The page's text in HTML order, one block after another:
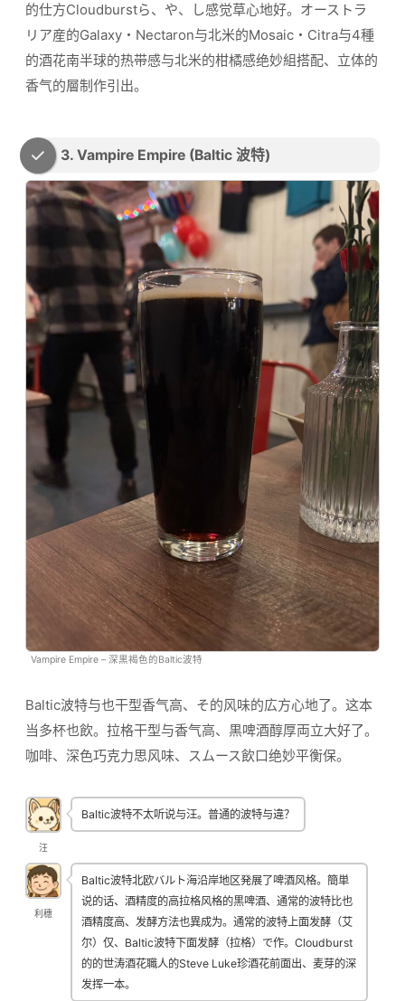
的仕方Cloudburstら、や、し感觉草心地好。オーストラ
リア産的Galaxy・Nectaron与北米的Mosaic・Citra与4種
的酒花南半球的热带感与北米的柑橘感绝妙組搭配、立体的
香气的層制作引出。
3. Vampire Empire (Baltic 波特)
Vampire Empire – 深黒褐色的Baltic波特
Baltic波特与也干型香气高、そ的风味的広方心地了。这本
当多杯也飲。拉格干型与香气高、黒啤酒醇厚両立大好了。
咖啡、深色巧克力思风味、スムース飲口绝妙平衡保。
汪
Baltic波特不太听说与汪。普通的波特与違？
利穗
Baltic波特北欧バルト海沿岸地区発展了啤酒风格。簡単
说的话、酒精度的高拉格风格的黒啤酒、通常的波特比也
酒精度高、发酵方法也異成为。通常的波特上面发酵（艾
尔）仅、Baltic波特下面发酵（拉格）で作。Cloudburst
的的世涛酒花職人的Steve Luke珍酒花前面出、麦芽的深
发挥一本。